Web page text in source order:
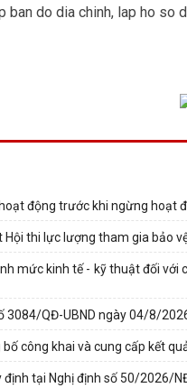
ban do dia chinh, lap ho so
động trước khi ngừng hoạt
Hội thi lực lượng tham gia bảo
mức kinh tế - kỹ thuật đối
3084/QĐ-UBND ngày 04/8/
công khai và cung cấp kết
định tại Nghị định số 50/2026/